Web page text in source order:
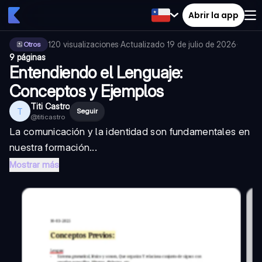
Abrir la app
Otros 120 visualizaciones·Actualizado 19 de julio de 2026·
9 páginas
Entendiendo el Lenguaje:
Conceptos y Ejemplos
T Titi Castro
@titicastro
Seguir
La comunicación y la identidad son fundamentales en
nuestra formación...
Mostrar más